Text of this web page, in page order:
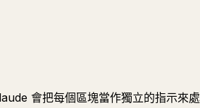
會把每個區塊當作獨立的指示來處